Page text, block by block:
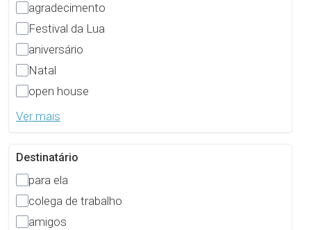
agradecimento
Festival da Lua
aniversário
Natal
open house
Ver mais
Destinatário
para ela
colega de trabalho
amigos